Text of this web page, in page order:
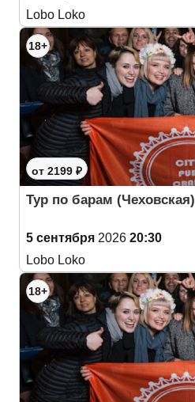
Lobo Loko
18+
от 2199 ₽
Тур по барам (Чеховская)
5 сентября 2026 20:30
Lobo Loko
18+